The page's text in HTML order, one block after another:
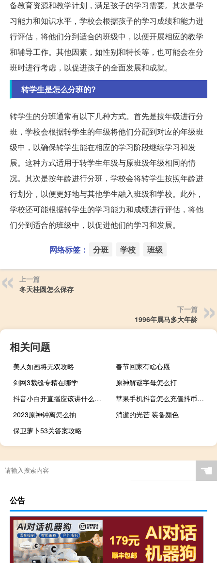
备教育资源和教学计划，满足孩子的学习需要。其次是学
习能力和知识水平，学校会根据孩子的学习成绩和能力进
行评估，将他们分到适合的班级中，以便开展相应的教学
和辅导工作。其他因素，如性别和特长等，也可能会在分
班时进行考虑，以促进孩子的全面发展和成就。
转学生是怎么分班的?
转学生的分班通常有以下几种方式。首先是按年级进行分
班，学校会根据转学生的年级将他们分配到对应的年级班
级中，以确保转学生能在相应的学习阶段继续学习和发
展。这种方式适用于转学生年级与原班级年级相同的情
况。其次是按年龄进行分班，学校会将转学生按照年龄进
行划分，以便更好地与其他学生融入班级和学校。此外，
学校还可能根据转学生的学习能力和成绩进行评估，将他
们分到适合的班级中，以促进他们的学习和发展。
网络标签： 分班 学校 班级
上一篇
冬天桂圆怎么保存
下一篇
1996年属马多大年龄
相关问题
美人如画将无双攻略
春节回家有啥心愿
剑网3裁缝专精在哪学
原神解谜字母怎么打
抖音小白开直播应该讲什么内容
苹果手机抖音怎么充值抖币充不
2023原神钟离怎么抽
消逝的光芒 装备颜色
保卫萝卜53关答案攻略
☚
公告